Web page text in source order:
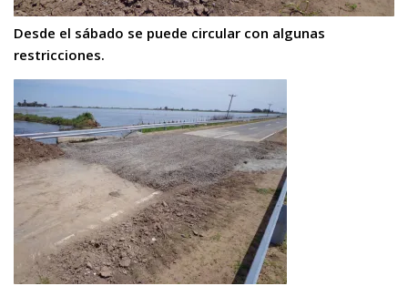
Desde el sábado se puede circular con algunas
restricciones.